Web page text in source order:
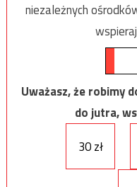
niezależnych
Uważasz, że robimy
do jutra,
30 zł